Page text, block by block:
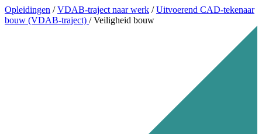
Opleidingen / VDAB-traject naar werk / Uitvoerend CAD-tekenaar
bouw (VDAB-traject) / Veiligheid bouw